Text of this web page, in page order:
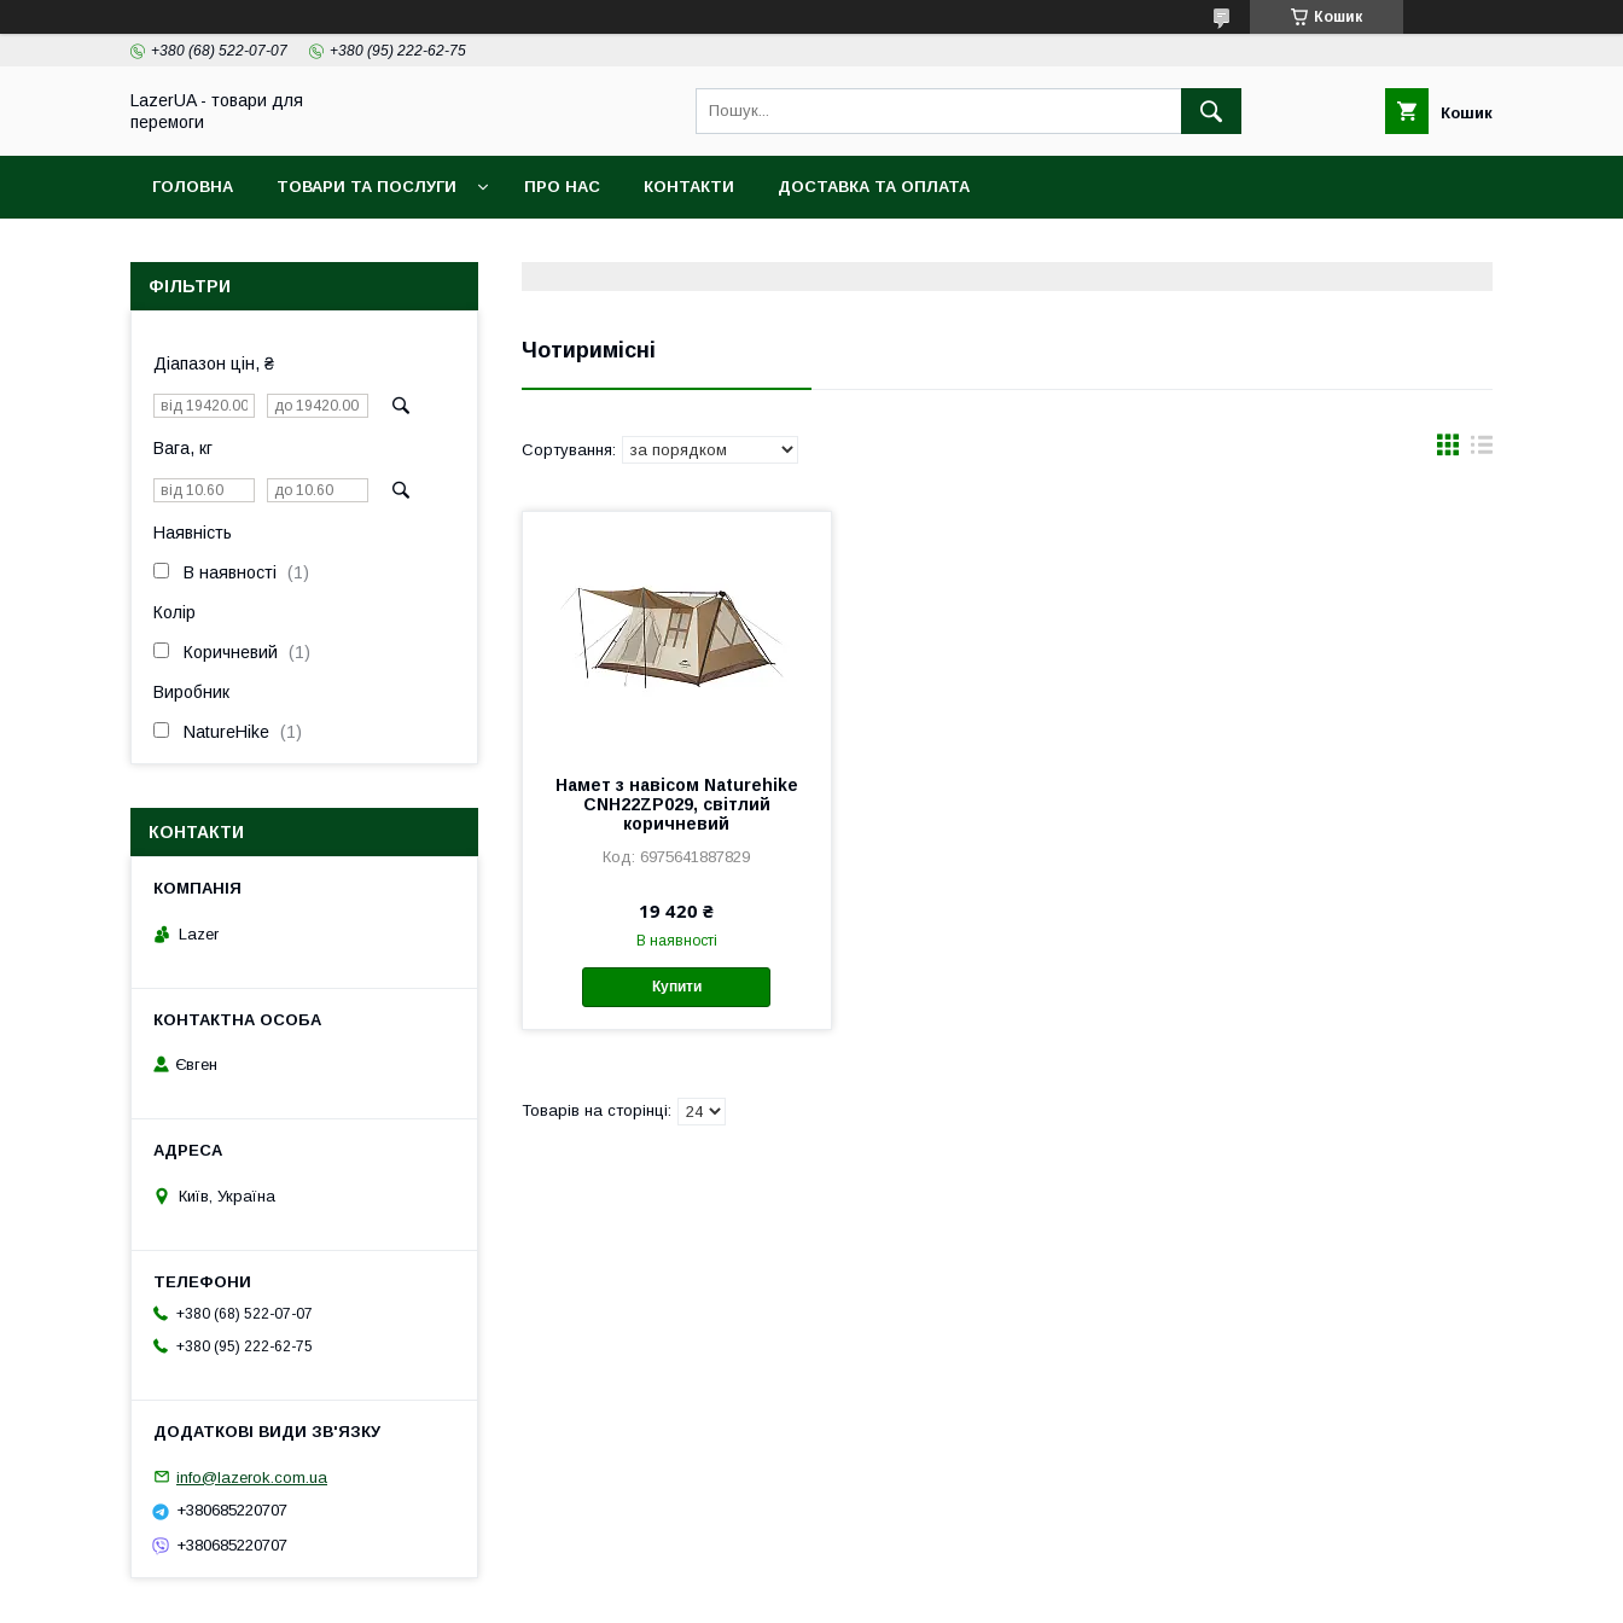
Кошик
+380 (68) 522-07-07 +380 (95) 222-62-75
LazerUA - товари для
перемоги
Кошик
ГОЛОВНА ТОВАРИ ТА ПОСЛУГИ ПРО НАС КОНТАКТИ ДОСТАВКА ТА ОПЛАТА
Чотиримісні
Намет з навісом Naturehike
CNH22ZP029, світлий
коричневий
6975641887829
19 420 ₴
В наявності
Купити
ФІЛЬТРИ
Діапазон цін, ₴
Вага, кг
Наявність
В наявності 1
Колір
Коричневий 1
Виробник
NatureHike 1
КОНТАКТИ
Lazer
Євген
Київ, Україна
+380 (68) 522-07-07
+380 (95) 222-62-75
info@lazerok.com.ua
+380685220707
+380685220707